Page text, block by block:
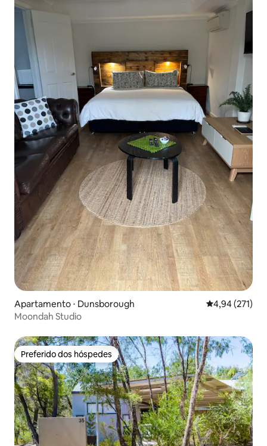
Apartamento ⋅ Dunsborough 4,94 de uma
4,94 (271)
Moondah Studio
Preferido dos hóspedes
Preferido dos hóspedes